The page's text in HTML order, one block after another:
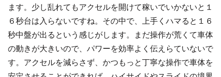
ます。少し乱れてもアクセルを開けて稼いでいかないと１
６秒台は入らないですね。その中で、上手くハマると１６
秒中盤が出るという感じがします。まだ操作が荒くて車体
の動きが大きいので、パワーを効率よく伝えらていないで
す。アクセルを減らさず、かつもっと丁寧な操作で車体を